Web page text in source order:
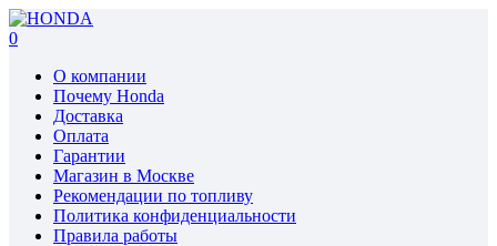
0
О компании
Почему Honda
Доставка
Оплата
Гарантии
Магазин в Москве
Рекомендации по топливу
Политика конфиденциальности
Правила работы